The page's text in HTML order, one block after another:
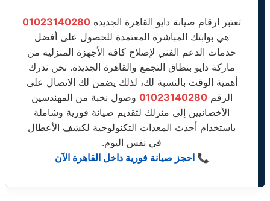
تعتبر ارقام صيانة دايو القاهرة الجديدة 01023140280
هي بوابتك المباشرة المعتمدة للحصول على أفضل
خدمات الدعم الفني لإصلاح كافة الأجهزة المنزلية من
ماركة دايو بنطاق التجمع والقاهرة الجديدة. نحن ندرك
أهمية الوقت بالنسبة لك، لذلك يضمن لك الاتصال على
الرقم01023140280 وصول نخبة من المهندسين
الأخصائيين إلى منزلك لتقديم صيانة فورية وشاملة
باستخدام أحدث المعدات التكنولوجية لكشف الأعطال
في نفس اليوم.
📞 احجز صيانة فورية داخل القاهرة الآن